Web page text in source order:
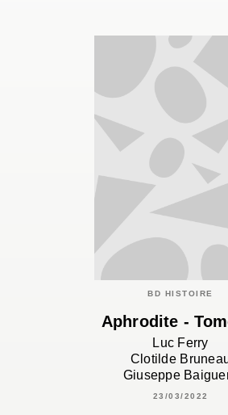
BD HISTOIRE
Aphrodite -
Luc Ferry
Clotilde
Giuseppe
23/03/2022